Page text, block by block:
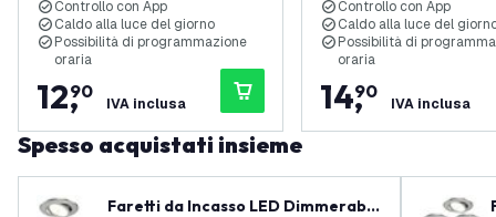
Controllo con App
Caldo alla luce del giorno
Possibilità di programmazione
oraria
12,
90
IVA inclusa
Controllo con App
Caldo alla luce del
Possibilità di
oraria
14,
90
IVA inclusa
Spesso acquistati insieme
Faretti da Incasso LED Dimmerabili